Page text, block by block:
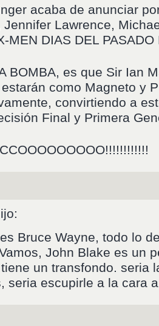
acaba de anunciar
Jennifer Lawrence,
MEN DIAS DEL PASADO
BOMBA, es que Sir Ian
como Magneto y
convirtiendo a
Final y Primera
Bruce Wayne, todo lo
John Blake es un
un transfondo. seria
seria escupirle a la cara